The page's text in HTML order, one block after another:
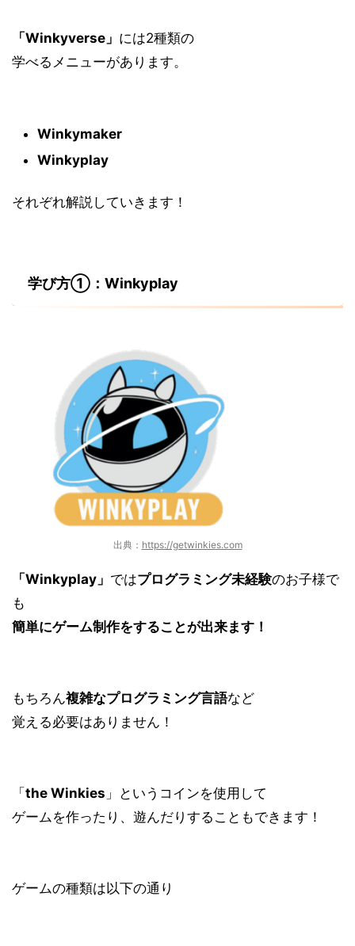
「Winkyverse」 には2種類の
学べるメニューがあります。
Winkymaker
Winkyplay
それぞれ解説していきます！
学び方①：Winkyplay
出典： https://getwinkies.com
「Winkyplay」 ではプログラミング未経験のお子様で
も
簡単にゲーム制作をすることが出来ます！
もちろん複雑なプログラミング言語など
覚える必要はありません！
「the Winkies 」というコインを使用して
ゲームを作ったり、遊んだり することもできます！
ゲームの種類は以下の通り